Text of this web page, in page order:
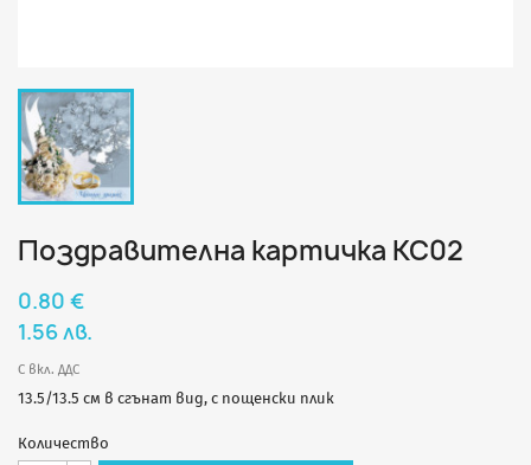
Поздравителна картичка КС02
0.80 €
1.56 лв.
С вкл. ДДС
13.5/13.5 см в сгънат вид, с пощенски плик
Количество